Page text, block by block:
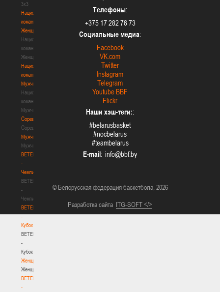
3х3
Национальная
команда.
Женщины
Национальная
команда.
Женщины
Национальная
команда.
Мужчины
Национальная
команда.
Мужчины
Соревнования
Соревнования
Мужчины
Мужчины
BETERA
-
Чемпионат
BETERA
-
Чемпионат
BETERA
-
Кубок
BETERA
-
Кубок
Женщины
Женщины
BETERA
-
Телефоны:
+375 17 282 76 73
Социальные медиа:
Facebook
VK.com
Twitter
Instagram
Telegram
Youtube BBF
Flickr
Наши хэш-теги::
#belarusbasket
#nocbelarus
#teambelarus
E-mail:
© Белорусская федерация баскетбола, 2026
Разработка сайта ITG-SOFT </>